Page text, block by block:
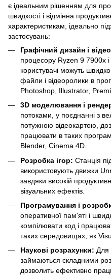
є ідеальним рішенням для
швидкості і відмінна
характеристикам, ідеально
застосувань:
Графічний дизайн і
процесору Ryzen 9 7900x і
користувачі можуть
файли і відеоролики в
Photoshop, Illustrator,
3D моделювання і
потоками, у поєднанні з
потужною відеокартою,
працювати в таких
Blender, Cinema 4D.
Розробка ігор: Станція
використовують движки
завдяки високій
візуальних ефектів.
Програмування і
оперативної пам'яті і
компілювати код і
таких середовищах, як
Наукові розрахунки: Для
займаються складними
дозволить ефективно